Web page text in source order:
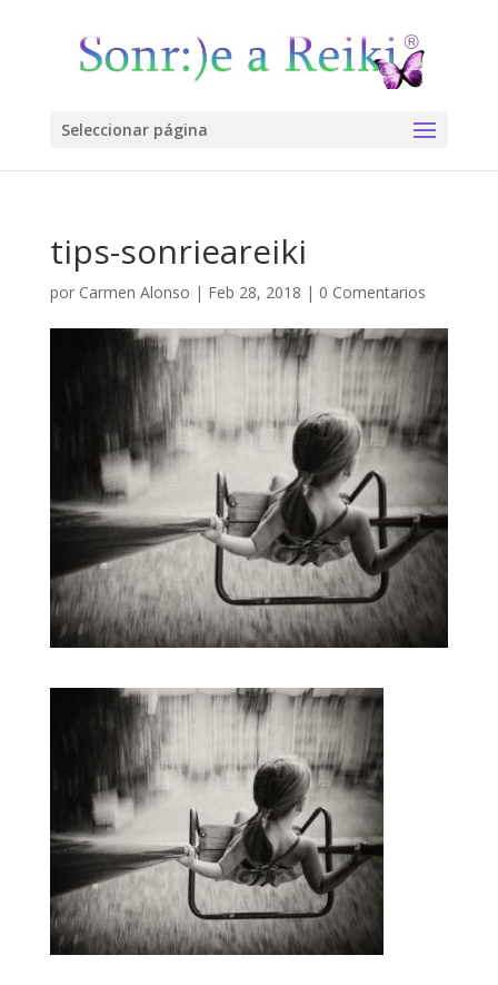
Seleccionar página
tips-sonrieareiki
por Carmen Alonso | Feb 28, 2018 | 0 Comentarios